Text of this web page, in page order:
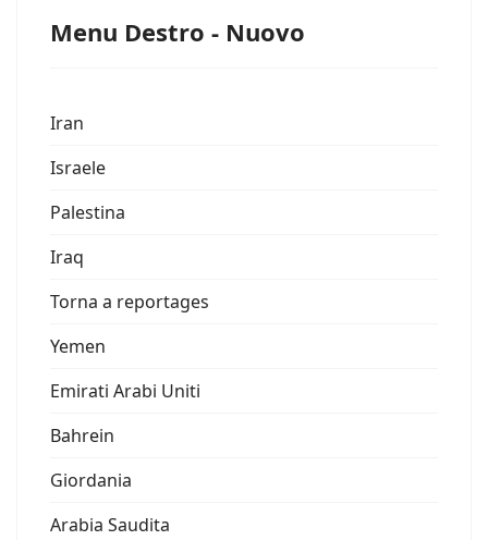
Menu Destro - Nuovo
Iran
Israele
Palestina
Iraq
Torna a reportages
Yemen
Emirati Arabi Uniti
Bahrein
Giordania
Arabia Saudita